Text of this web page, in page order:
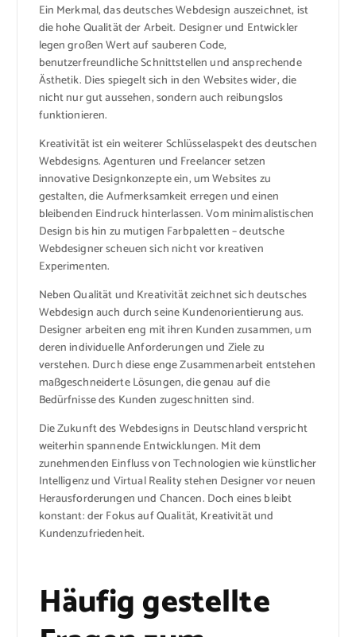
Ein Merkmal, das deutsches Webdesign auszeichnet, ist
die hohe Qualität der Arbeit. Designer und Entwickler
legen großen Wert auf sauberen Code,
benutzerfreundliche Schnittstellen und ansprechende
Ästhetik. Dies spiegelt sich in den Websites wider, die
nicht nur gut aussehen, sondern auch reibungslos
funktionieren.
Kreativität ist ein weiterer Schlüsselaspekt des deutschen
Webdesigns. Agenturen und Freelancer setzen
innovative Designkonzepte ein, um Websites zu
gestalten, die Aufmerksamkeit erregen und einen
bleibenden Eindruck hinterlassen. Vom minimalistischen
Design bis hin zu mutigen Farbpaletten – deutsche
Webdesigner scheuen sich nicht vor kreativen
Experimenten.
Neben Qualität und Kreativität zeichnet sich deutsches
Webdesign auch durch seine Kundenorientierung aus.
Designer arbeiten eng mit ihren Kunden zusammen, um
deren individuelle Anforderungen und Ziele zu
verstehen. Durch diese enge Zusammenarbeit entstehen
maßgeschneiderte Lösungen, die genau auf die
Bedürfnisse des Kunden zugeschnitten sind.
Die Zukunft des Webdesigns in Deutschland verspricht
weiterhin spannende Entwicklungen. Mit dem
zunehmenden Einfluss von Technologien wie künstlicher
Intelligenz und Virtual Reality stehen Designer vor neuen
Herausforderungen und Chancen. Doch eines bleibt
konstant: der Fokus auf Qualität, Kreativität und
Kundenzufriedenheit.
Häufig gestellte